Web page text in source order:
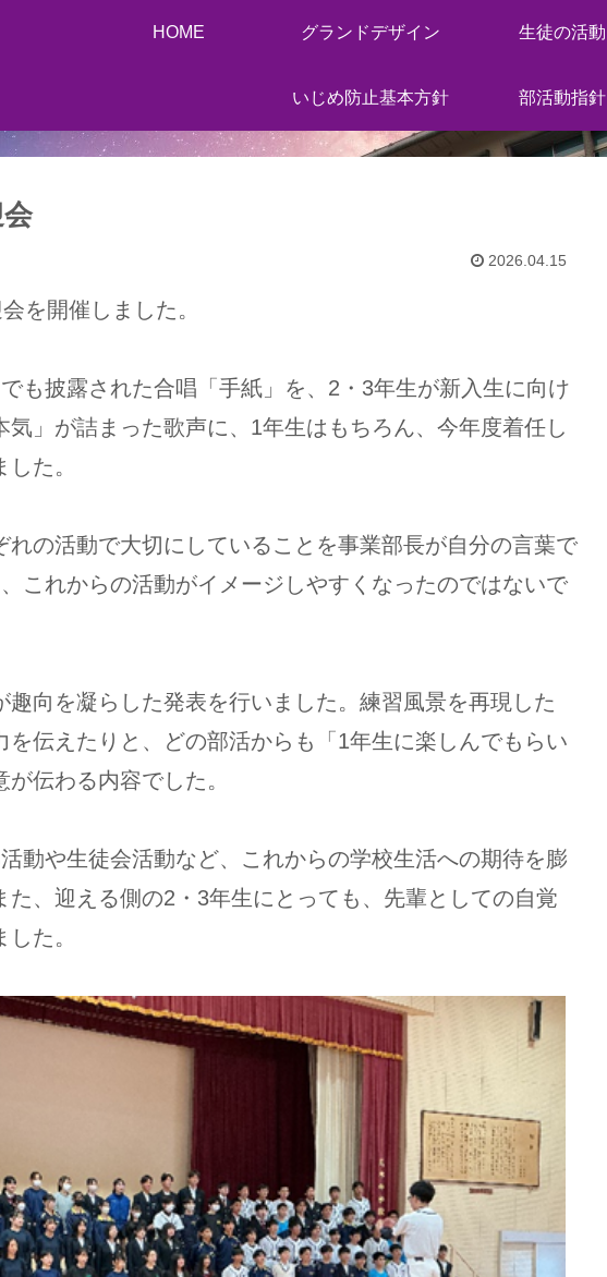
HOME グランドデザイン 生徒の活動
いじめ防止基本方針 部活動指針
2026.04.15
開催しました。
も披露された合唱「手紙」を、2・3年生が新入生に向け
」が詰まった歌声に、1年生はもちろん、今年度着任し
た。
の活動で大切にしていることを事業部長が自分の言葉で
これからの活動がイメージしやすくなったのではないで
向を凝らした発表を行いました。練習風景を再現した
を伝えたりと、どの部活からも「1年生に楽しんでもらい
伝わる内容でした。
動や生徒会活動など、これからの学校生活への期待を膨
た、迎える側の2・3年生にとっても、先輩としての自覚
た。